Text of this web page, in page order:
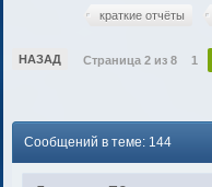
краткие отчёты
НАЗАД Страница 2 из 8 1
Сообщений в теме: 144